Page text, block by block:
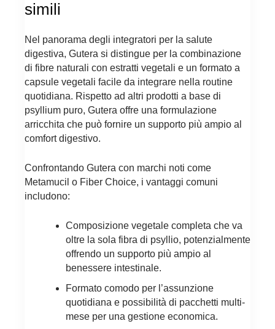
simili
Nel panorama degli integratori per la salute
digestiva, Gutera si distingue per la combinazione
di fibre naturali con estratti vegetali e un formato a
capsule vegetali facile da integrare nella routine
quotidiana. Rispetto ad altri prodotti a base di
psyllium puro, Gutera offre una formulazione
arricchita che può fornire un supporto più ampio al
comfort digestivo.
Confrontando Gutera con marchi noti come
Metamucil o Fiber Choice, i vantaggi comuni
includono:
Composizione vegetale completa che va
oltre la sola fibra di psyllio, potenzialmente
offrendo un supporto più ampio al
benessere intestinale.
Formato comodo per l’assunzione
quotidiana e possibilità di pacchetti multi-
mese per una gestione economica.